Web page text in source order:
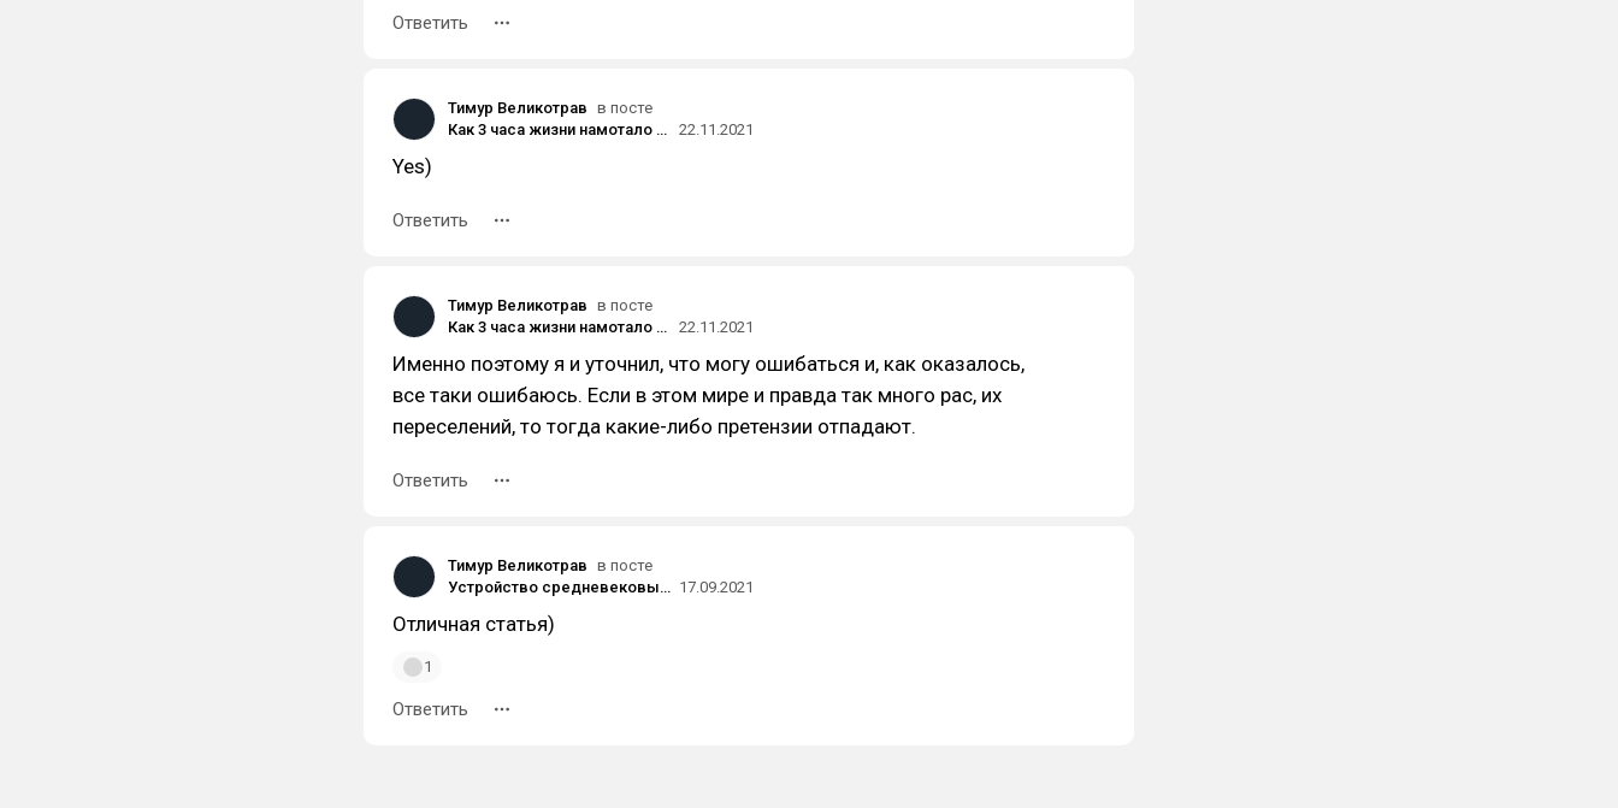
Ответить
Тимур Великотрав в посте
Как 3 часа жизни намотало на «Колесо времени»
22.11.2021
Yes)
Ответить
Тимур Великотрав в посте
Как 3 часа жизни намотало на «Колесо времени»
22.11.2021
Именно поэтому я и уточнил, что могу ошибаться и, как оказалось,
все таки ошибаюсь. Если в этом мире и правда так много рас, их
переселений, то тогда какие-либо претензии отпадают.
Ответить
Тимур Великотрав в посте
Устройство средневековых доспехов: гайд для художников, часть 1 17.09.2021
Отличная статья)
1
Ответить